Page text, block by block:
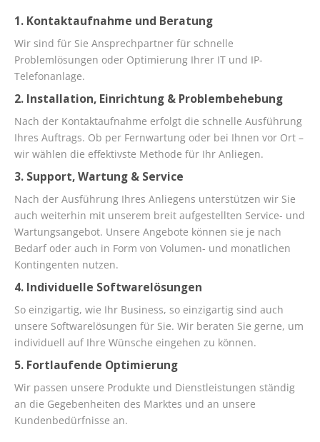
1. Kontaktaufnahme und Beratung
Wir sind für Sie Ansprechpartner für schnelle
Problemlösungen oder Optimierung Ihrer IT und IP-
Telefonanlage.
2. Installation, Einrichtung & Problembehebung
Nach der Kontaktaufnahme erfolgt die schnelle Ausführung
Ihres Auftrags. Ob per Fernwartung oder bei Ihnen vor Ort –
wir wählen die effektivste Methode für Ihr Anliegen.
3. Support, Wartung & Service
Nach der Ausführung Ihres Anliegens unterstützen wir Sie
auch weiterhin mit unserem breit aufgestellten Service- und
Wartungsangebot. Unsere Angebote können sie je nach
Bedarf oder auch in Form von Volumen- und monatlichen
Kontingenten nutzen.
4. Individuelle Softwarelösungen
So einzigartig, wie Ihr Business, so einzigartig sind auch
unsere Softwarelösungen für Sie. Wir beraten Sie gerne, um
individuell auf Ihre Wünsche eingehen zu können.
5. Fortlaufende Optimierung
Wir passen unsere Produkte und Dienstleistungen ständig
an die Gegebenheiten des Marktes und an unsere
Kundenbedürfnisse an.